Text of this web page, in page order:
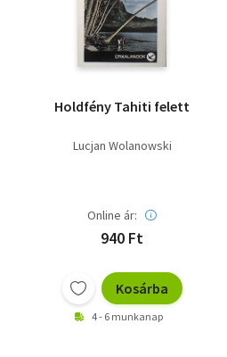
Holdfény Tahiti felett
Lucjan Wolanowski
Online ár:
940 Ft
Kosárba
4 - 6 munkanap